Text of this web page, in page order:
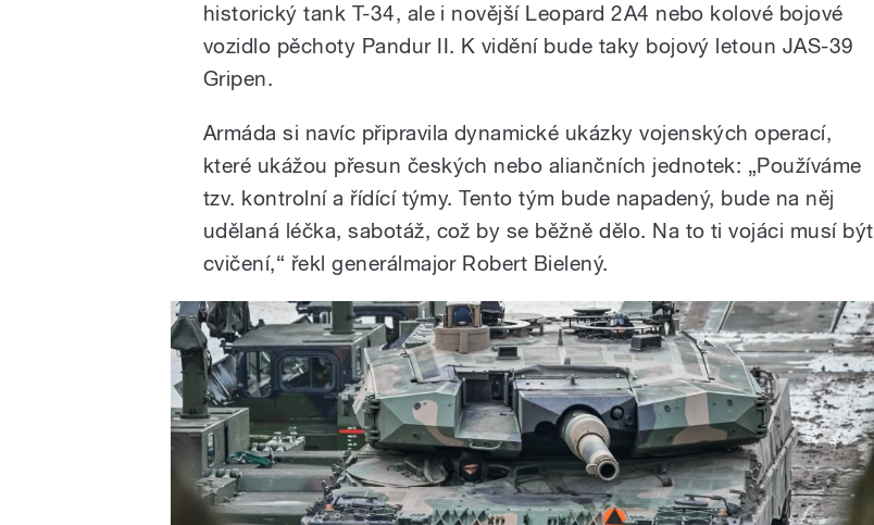
historický tank T-34, ale i novější Leopard 2A4 nebo kolové bojové
vozidlo pěchoty Pandur II. K vidění bude taky bojový letoun JAS-39
Gripen.
Armáda si navíc připravila dynamické ukázky vojenských operací,
které ukážou přesun českých nebo aliančních jednotek: „Používáme
tzv. kontrolní a řídící týmy. Tento tým bude napadený, bude na něj
udělaná léčka, sabotáž, což by se běžně dělo. Na to ti vojáci musí být
cvičení,“ řekl generálmajor Robert Bielený.